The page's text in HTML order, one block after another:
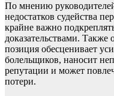
По мнению
недостатков судейства
крайне важно
доказательствами. Также
позиция обесценивает
болельщиков, наносит
репутации и может
потери.